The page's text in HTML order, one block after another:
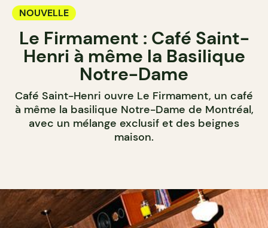
NOUVELLE
Le Firmament : Café Saint-
Henri à même la Basilique
Notre-Dame
Café Saint-Henri ouvre Le Firmament, un café
à même la basilique Notre-Dame de Montréal,
avec un mélange exclusif et des beignes
maison.